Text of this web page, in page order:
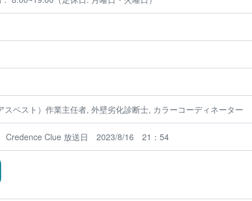
スベスト）作業主任者, 外壁劣化診断士, カラーコーディネーター
Credence Clue 放送日 2023/8/16 21：54